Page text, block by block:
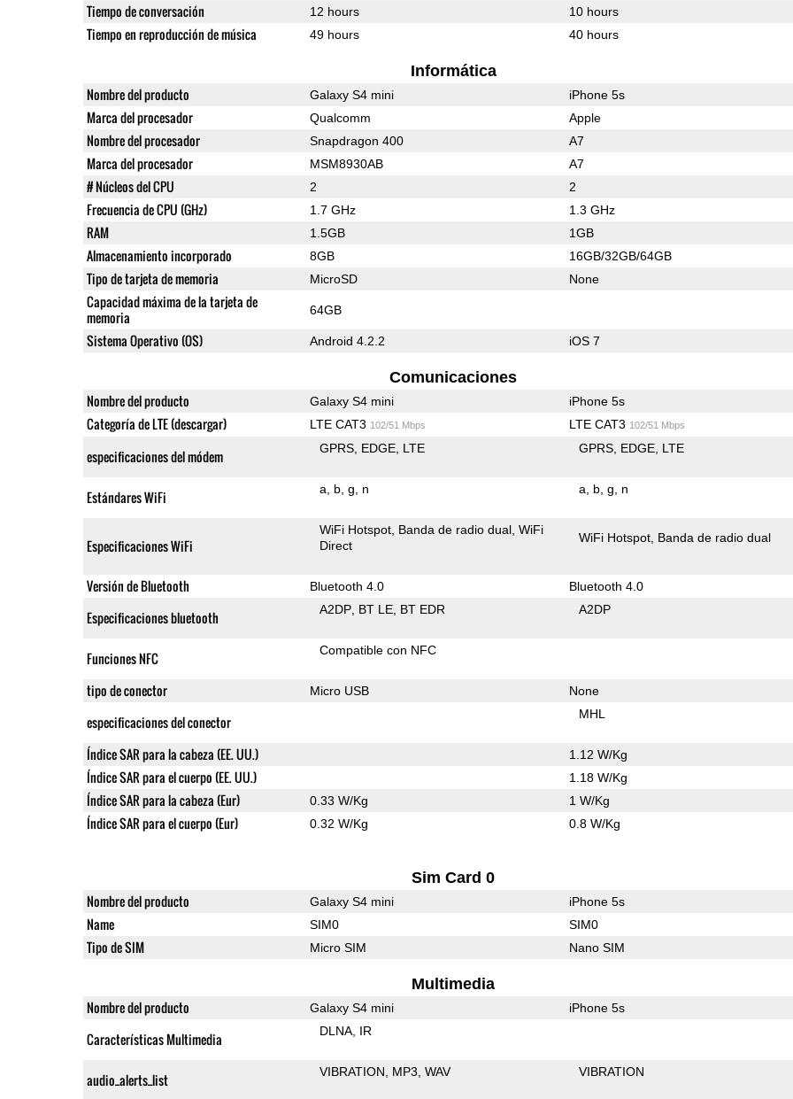
Tiempo de conversación 12 hours 10 hours
Tiempo en reproducción de música 49 hours 40 hours
Informática
Nombre del producto Galaxy S4 mini iPhone 5s
Marca del procesador Qualcomm Apple
Nombre del procesador Snapdragon 400 A7
Marca del procesador MSM8930AB A7
# Núcleos del CPU 2 2
Frecuencia de CPU (GHz) 1.7 GHz 1.3 GHz
RAM 1.5GB 1GB
Almacenamiento incorporado 8GB 16GB/32GB/64GB
Tipo de tarjeta de memoria MicroSD None
Capacidad máxima de la tarjeta de
memoria
64GB
Sistema Operativo (OS) Android 4.2.2 iOS 7
Comunicaciones
Nombre del producto Galaxy S4 mini iPhone 5s
Categoría de LTE (descargar) LTE CAT3 102/51 Mbps LTE CAT3 102/51 Mbps
especificaciones del módem GPRS EDGE LTE GPRS EDGE LTE
Estándares WiFi a b g n a b g n
Especificaciones WiFi
WiFi Hotspot Banda de radio dual WiFi
Direct
WiFi Hotspot Banda de radio dual
Versión de Bluetooth Bluetooth 4.0 Bluetooth 4.0
Especificaciones bluetooth A2DP BT LE BT EDR A2DP
Funciones NFC Compatible con NFC
tipo de conector Micro USB None
especificaciones del conector MHL
Índice SAR para la cabeza (EE. UU.) 1.12 W/Kg
Índice SAR para el cuerpo (EE. UU.) 1.18 W/Kg
Índice SAR para la cabeza (Eur) 0.33 W/Kg 1 W/Kg
Índice SAR para el cuerpo (Eur) 0.32 W/Kg 0.8 W/Kg
Sim Card 0
Nombre del producto Galaxy S4 mini iPhone 5s
Name SIM0 SIM0
Tipo de SIM Micro SIM Nano SIM
Multimedia
Nombre del producto Galaxy S4 mini iPhone 5s
Características Multimedia DLNA IR
audio_alerts_list VIBRATION MP3 WAV VIBRATION